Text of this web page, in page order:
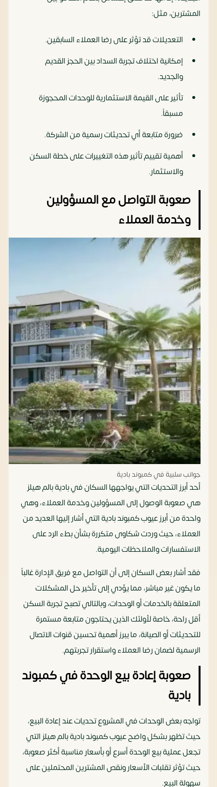
المشترين، مثل:
التعديلات قد تؤثر على رضا العملاء السابقين.
إمكانية اختلاف تجربة السداد بين الحجز القديم
والجديد.
تأثير على القيمة الاستثمارية للوحدات المحجوزة
مسبقاً.
ضرورة متابعة أي تحديثات رسمية من الشركة.
أهمية تقييم تأثير هذه التغييرات على خطة السكن
والاستثمار.
صعوبة التواصل مع المسؤولين
وخدمة العملاء
جوانب سلبية في كمبوند بادية
أحد أبرز التحديات التي يواجهها السكان في بادية بالم هيلز
هي صعوبة الوصول إلى المسؤولين وخدمة العملاء، وهي
واحدة من أبرز عيوب كمبوند بادية التي أشار إليها العديد من
العملاء، حيث وردت شكاوى متكررة بشأن بطء الرد على
الاستفسارات والملاحظات اليومية.
فقد أشار بعض السكان إلى أن التواصل مع فريق الإدارة غالباً
ما يكون غير مباشر، مما يؤدي إلى تأخير حل المشكلات
المتعلقة بالخدمات أو الوحدات، وبالتالي تصبح تجربة السكن
أقل راحة، خاصة لأولئك الذين يحتاجون متابعة مستمرة
للتحديثات أو الصيانة، ما يبرز أهمية تحسين قنوات الاتصال
الرسمية لضمان رضا العملاء واستقرار تجربتهم.
صعوبة إعادة بيع الوحدة في كمبوند
بادية
تواجه بعض الوحدات في المشروع تحديات عند إعادة البيع،
حيث تظهر بشكل واضح عيوب كمبوند بادية بالم هيلز التي
تجعل عملية بيع الوحدة أسرع أو بأسعار مناسبة أكثر صعوبة،
حيث تؤثر تقلبات الأسعار ونقص المشترين المحتملين على
سهولة البيع.